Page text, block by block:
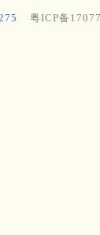
粤ICP备